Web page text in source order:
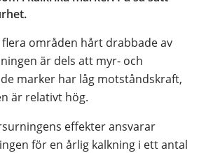
flera områden hårt drabbade av
är dels att myr- och
marker har låg motståndskraft,
är relativt hög.
effekter ansvarar
för en årlig kalkning i ett antal